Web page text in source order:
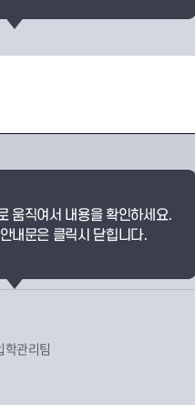
교류팀
학관리팀